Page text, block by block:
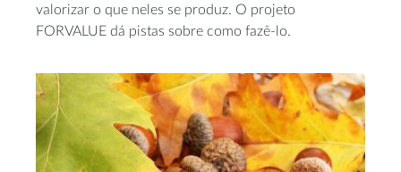
valorizar o que neles se produz. O projeto
FORVALUE dá pistas sobre como fazê-lo.